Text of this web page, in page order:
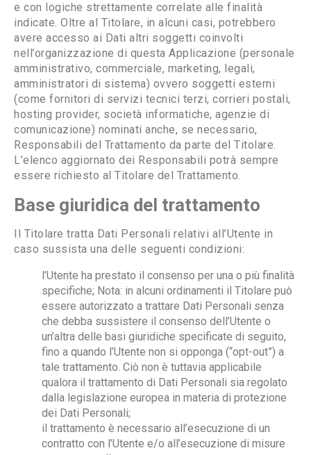
e con logiche strettamente correlate alle finalità
indicate. Oltre al Titolare, in alcuni casi, potrebbero
avere accesso ai Dati altri soggetti coinvolti
nell’organizzazione di questa Applicazione (personale
amministrativo, commerciale, marketing, legali,
amministratori di sistema) ovvero soggetti esterni
(come fornitori di servizi tecnici terzi, corrieri postali,
hosting provider, società informatiche, agenzie di
comunicazione) nominati anche, se necessario,
Responsabili del Trattamento da parte del Titolare.
L’elenco aggiornato dei Responsabili potrà sempre
essere richiesto al Titolare del Trattamento.
Base giuridica del trattamento
Il Titolare tratta Dati Personali relativi all’Utente in
caso sussista una delle seguenti condizioni:
l’Utente ha prestato il consenso per una o più finalità
specifiche; Nota: in alcuni ordinamenti il Titolare può
essere autorizzato a trattare Dati Personali senza
che debba sussistere il consenso dell’Utente o
un’altra delle basi giuridiche specificate di seguito,
fino a quando l’Utente non si opponga (“opt-out”) a
tale trattamento. Ciò non è tuttavia applicabile
qualora il trattamento di Dati Personali sia regolato
dalla legislazione europea in materia di protezione
dei Dati Personali;
il trattamento è necessario all’esecuzione di un
contratto con l’Utente e/o all’esecuzione di misure